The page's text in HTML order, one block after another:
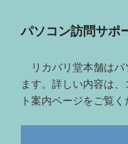
パソコン訪問サポ
リカバリ堂本舗はパ
ます。詳しい内容は
ト案内ページをご覧く